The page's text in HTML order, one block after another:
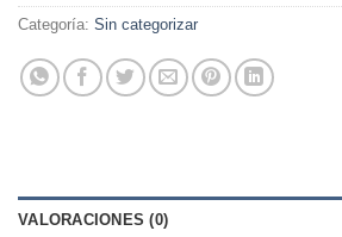
Categoría: Sin categorizar
VALORACIONES (0)